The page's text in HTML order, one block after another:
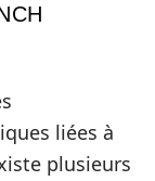
liées à
plusieurs